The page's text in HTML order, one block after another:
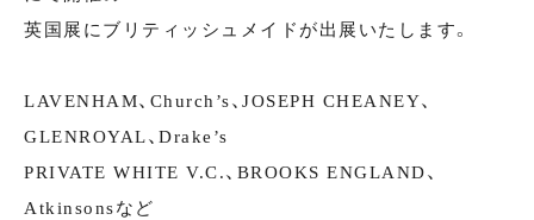
英国展にブリティッシュメイドが出展いたします。
LAVENHAM、Church’s、JOSEPH CHEANEY、
GLENROYAL、Drake’s
PRIVATE WHITE V.C.、BROOKS ENGLAND、
Atkinsonsなど